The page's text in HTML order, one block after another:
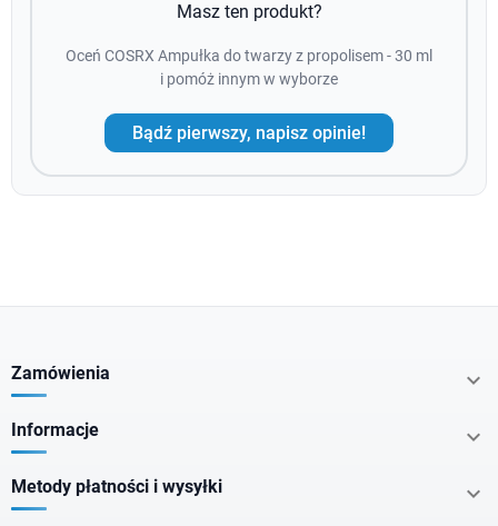
Masz ten produkt?
Oceń COSRX Ampułka do twarzy z propolisem - 30 ml
i pomóż innym w wyborze
Bądź pierwszy, napisz opinie!
Zamówienia 
Informacje 
Metody płatności i wysyłki 